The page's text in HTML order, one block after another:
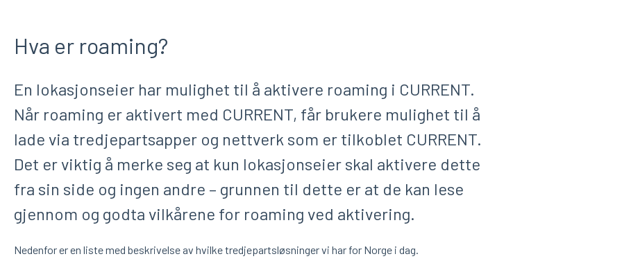
Hva er roaming?
En lokasjonseier har mulighet til å aktivere roaming i CURRENT.
Når roaming er aktivert med CURRENT, får brukere mulighet til å
lade via tredjepartsapper og nettverk som er tilkoblet CURRENT.
Det er viktig å merke seg at kun lokasjonseier skal aktivere dette
fra sin side og ingen andre – grunnen til dette er at de kan lese
gjennom og godta vilkårene for roaming ved aktivering.
Nedenfor er en liste med beskrivelse av hvilke tredjepartsløsninger vi har for Norge i dag.